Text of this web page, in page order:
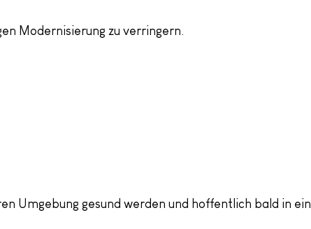
Modernisierung zu verringern.
Umgebung gesund werden und hoffentlich bald in ein